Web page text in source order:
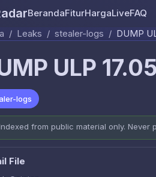
BerandaFiturHargaLiveFAQ
/ Leaks / stealer-logs / DUMP
ULP
logs
Indexed from public material only.
File